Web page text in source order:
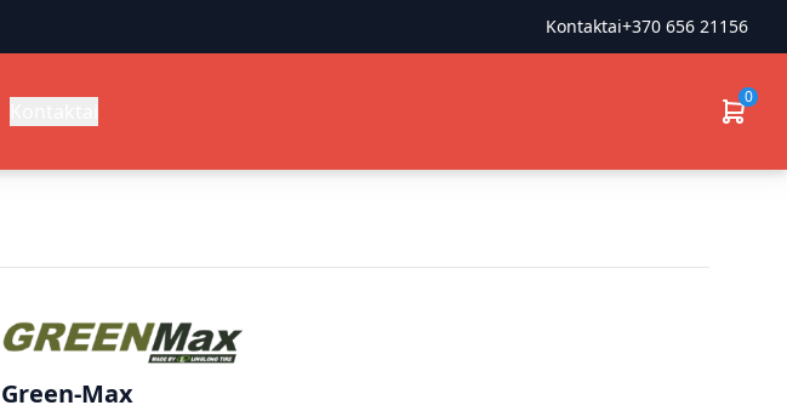
Kontaktai+370 656 21156
0
Green-Max